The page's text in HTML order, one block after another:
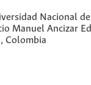
Nacional
Manuel Ancizar
Colombia